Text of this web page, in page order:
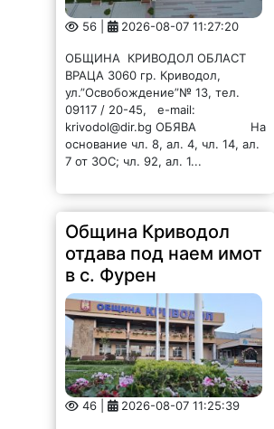
56 | 2026-08-07 11:27:20
ОБЩИНА КРИВОДОЛ ОБЛАСТ
ВРАЦА 3060 гр. Криводол,
ул.”Освобождение”№ 13, тел.
09117 / 20-45, e-mail:
krivodol@dir.bg ОБЯВА На
основание чл. 8, ал. 4, чл. 14, ал.
7 от ЗОС; чл. 92, ал. 1...
Община Криводол
отдава под наем имот
в с. Фурен
46 | 2026-08-07 11:25:39